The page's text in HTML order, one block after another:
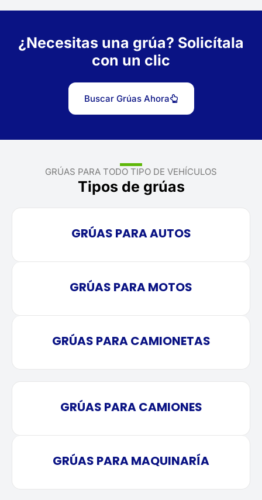
¿Necesitas una grúa? Solicítala
con un clic
Buscar Grúas Ahora
GRÚAS PARA TODO TIPO DE VEHÍCULOS
Tipos de grúas
GRÚAS PARA AUTOS
GRÚAS PARA MOTOS
GRÚAS PARA CAMIONETAS
GRÚAS PARA CAMIONES
GRÚAS PARA MAQUINARÍA